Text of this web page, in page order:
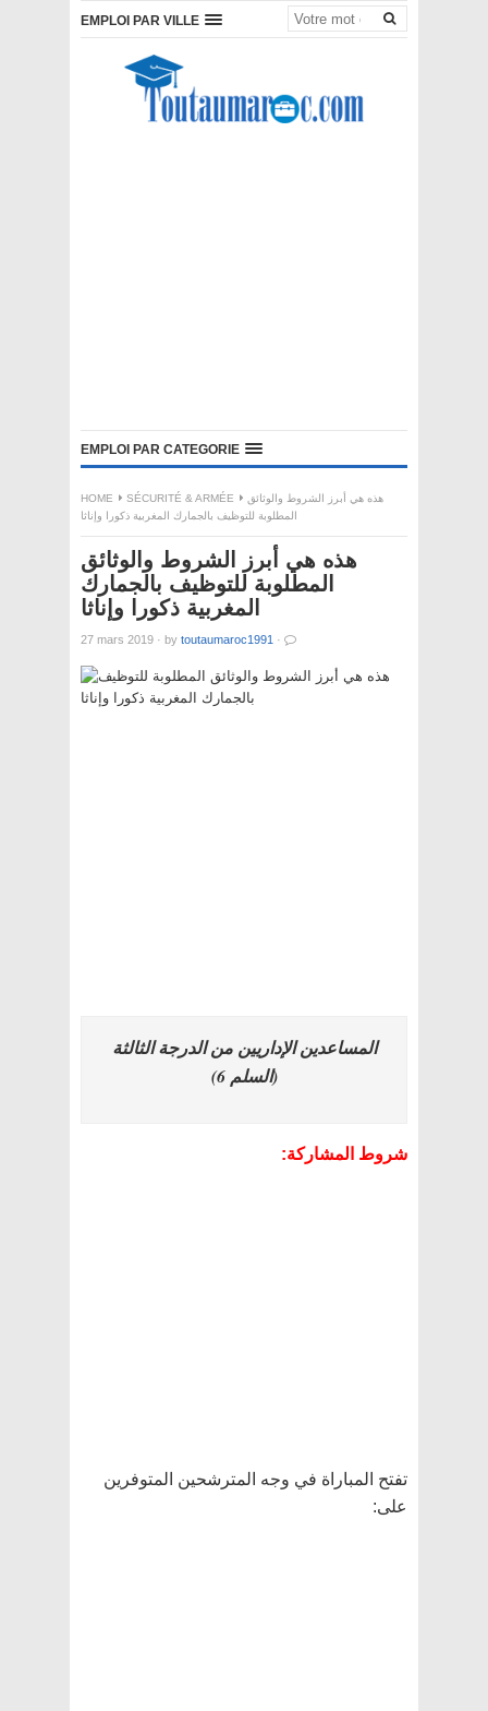
EMPLOI PAR VILLE
EMPLOI PAR CATEGORIE
HOME SÉCURITÉ & ARMÉE
هذه هي أبرز الشروط والوثائق
المطلوبة للتوظيف بالجمارك المغربية ذكورا وإناثا
هذه هي أبرز الشروط والوثائق
المطلوبة للتوظيف بالجمارك
المغربية ذكورا وإناثا
27 mars 2019 · by toutaumaroc1991 ·
المساعدين الإداريين من الدرجة الثالثة
(السلم 6)
شروط المشاركة:
تفتح المباراة في وجه المترشحين المتوفرين
على: